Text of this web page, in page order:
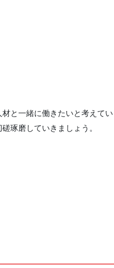
と一緒に働きたいと考えてい
琢磨していきましょう。